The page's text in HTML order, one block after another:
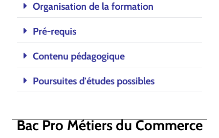
Organisation de la formation
Pré-requis
Contenu pédagogique
Poursuites d'études possibles
Bac Pro Métiers du Commerce